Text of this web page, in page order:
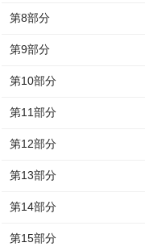
第8部分
第9部分
第10部分
第11部分
第12部分
第13部分
第14部分
第15部分